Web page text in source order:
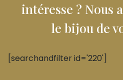
intéresse ? Nous
le bijou de
[searchandfilter id='220']